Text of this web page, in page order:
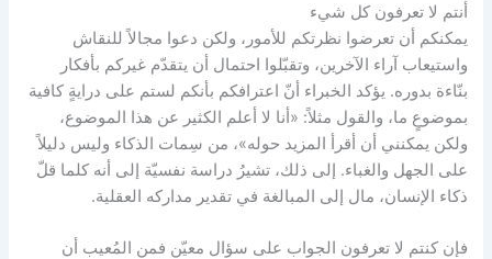
أنتم لا تعرفون كل شيء
يمكنكم أن تعرضوا نظرتكم للأمور، ولكن دعوا مجالاً للنقاش
واستيعاب آراء الآخرين، وتقبّلوا احتمال أن يتقدّم غيركم بأفكار
بنّاءة بدوره. يؤكد الخبراء أنّ اعترافكم بأنكم لستم على درايةٍ كافية
بموضوعٍ ما، والقول مثلاً: «أنا لا أعلم الكثير عن هذا الموضوع،
ولكن يمكنني أن أقرأ المزيد حوله»، من سِمات الذكاء وليس دليلاً
على الجهل والغباء. إلى ذلك، تشيرُ دراسة نفسيّة إلى أنه كلما قلّ
ذكاء الإنسان، مال إلى المبالغة في تقدير مداركه العقلية.
فإن كنتم لا تعرفون الجواب على سؤال معيّن فمن المُعيب أن